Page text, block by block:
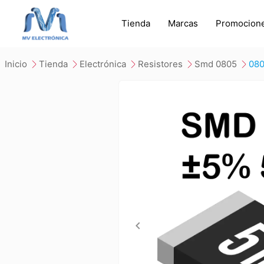
Tienda Marcas
inicio tienda electrónica resistores smd 0805